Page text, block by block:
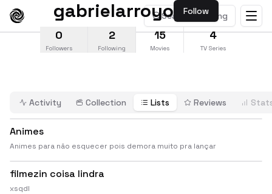
Search anything
gabrielarroyo Follow
0
Followers
2
Following
15
Movies
4
TV Series
Activity Collection Lists Reviews
Animes
Animes para não esquecer pois demora muito pra lançar
filmezin coisa lindra
xsqdl